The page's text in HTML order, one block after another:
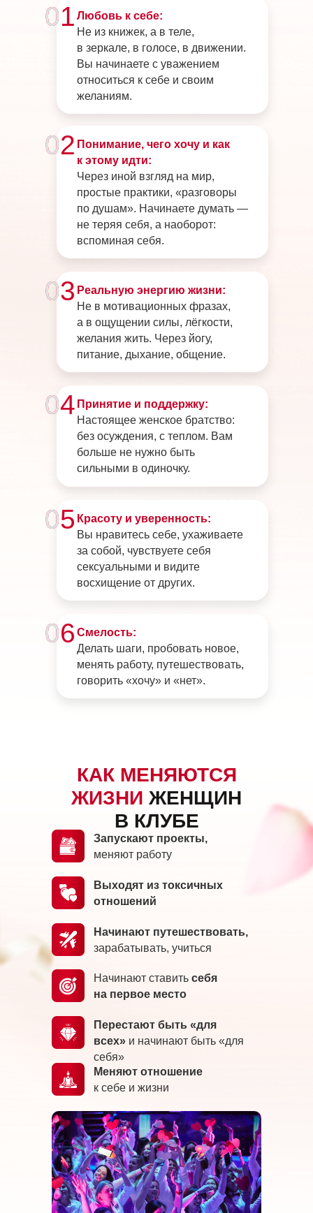
Любовь к себе:
Не из книжек, а в теле,
в зеркале, в голосе, в движении.
Вы начинаете с уважением
относиться к себе и своим
желаниям.
01
Принятие и поддержку:
Настоящее женское братство:
без осуждения, с теплом. Вам
больше не нужно быть
сильными в одиночку.
04
Красоту и уверенность:
Вы нравитесь себе, ухаживаете
за собой, чувствуете себя
сексуальными и видите
восхищение от других.
Понимание, чего хочу и как
к этому идти:
Через иной взгляд на мир,
простые практики, «разговоры
по душам». Начинаете думать —
не теряя себя, а наоборот:
вспоминая себя.
02
05
Смелость:
Делать шаги, пробовать новое,
менять работу, путешествовать,
говорить «хочу» и «нет».
Реальную энергию жизни:
Не в мотивационных фразах,
а в ощущении силы, лёгкости,
желания жить. Через йогу,
питание, дыхание, общение.
03
06
Запускают проекты,
меняют работу
КАК МЕНЯЮТСЯ
ЖИЗНИ ЖЕНЩИН
В КЛУБЕ
Выходят из токсичных
отношений
Начинают путешествовать,
зарабатывать, учиться
Начинают ставить себя
на первое место
Перестают быть «для
всех» и начинают быть «для
себя»
Меняют отношение
к себе и жизни